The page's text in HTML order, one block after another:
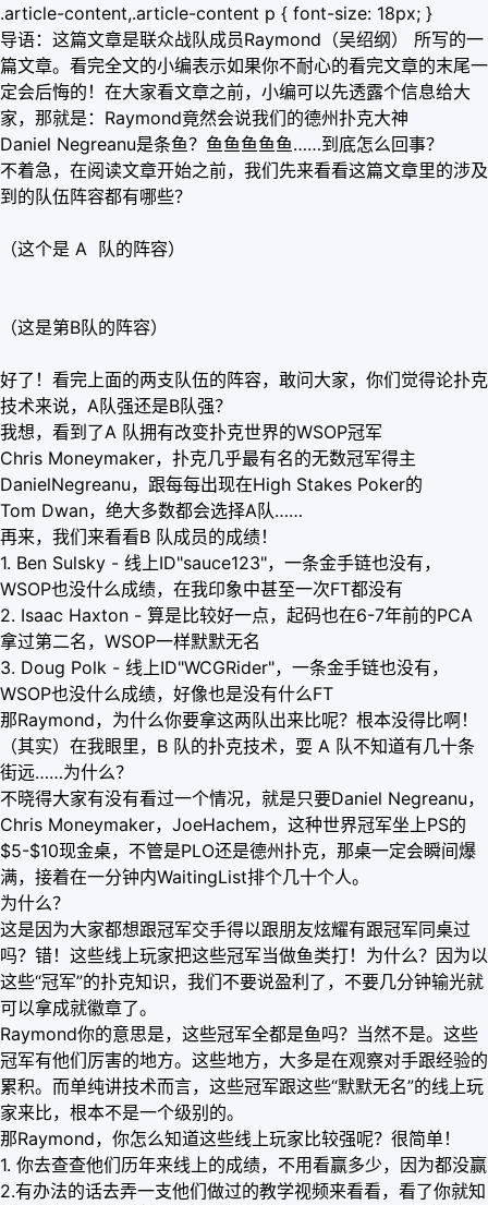
.article-content,.article-content p { font-size: 18px; }
导语：这篇文章是联众战队成员Raymond（吴绍纲） 所写的一
篇文章。看完全文的小编表示如果你不耐心的看完文章的末尾一
定会后悔的！在大家看文章之前，小编可以先透露个信息给大
家，那就是：Raymond竟然会说我们的德州扑克大神
Daniel Negreanu是条鱼？鱼鱼鱼鱼鱼……到底怎么回事？
不着急，在阅读文章开始之前，我们先来看看这篇文章里的涉及
到的队伍阵容都有哪些？
（这个是 A 队的阵容）
（这是第B队的阵容）
好了！看完上面的两支队伍的阵容，敢问大家，你们觉得论扑克
技术来说，A队强还是B队强？
我想，看到了A 队拥有改变扑克世界的WSOP冠军
Chris Moneymaker，扑克几乎最有名的无数冠军得主
DanielNegreanu，跟每每出现在High Stakes Poker的
Tom Dwan，绝大多数都会选择A队……
再来，我们来看看B 队成员的成绩！
1. Ben Sulsky - 线上ID"sauce123"，一条金手链也没有，
WSOP也没什么成绩，在我印象中甚至一次FT都没有
2. Isaac Haxton - 算是比较好一点，起码也在6-7年前的PCA
拿过第二名，WSOP一样默默无名
3. Doug Polk - 线上ID"WCGRider"，一条金手链也没有，
WSOP也没什么成绩，好像也是没有什么FT
那Raymond，为什么你要拿这两队出来比呢？根本没得比啊！
（其实）在我眼里，B 队的扑克技术，耍 A 队不知道有几十条
街远……为什么？
不晓得大家有没有看过一个情况，就是只要Daniel Negreanu，
Chris Moneymaker，JoeHachem，这种世界冠军坐上PS的
$5-$10现金桌，不管是PLO还是德州扑克，那桌一定会瞬间爆
满，接着在一分钟内WaitingList排个几十个人。
为什么？
这是因为大家都想跟冠军交手得以跟朋友炫耀有跟冠军同桌过
吗？错！这些线上玩家把这些冠军当做鱼类打！为什么？因为以
这些“冠军”的扑克知识，我们不要说盈利了，不要几分钟输光就
可以拿成就徽章了。
Raymond你的意思是，这些冠军全都是鱼吗？当然不是。这些
冠军有他们厉害的地方。这些地方，大多是在观察对手跟经验的
累积。而单纯讲技术而言，这些冠军跟这些“默默无名”的线上玩
家来比，根本不是一个级别的。
那Raymond，你怎么知道这些线上玩家比较强呢？很简单！
1. 你去查查他们历年来线上的成绩，不用看赢多少，因为都没赢
2.有办法的话去弄一支他们做过的教学视频来看看，看了你就知